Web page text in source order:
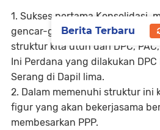
1. Sukses pertama Konsolidasi,
gencar-gencarnya
struktur kita utuh dari DPC,
Ini Perdana yang dilakukan
Serang di Dapil lima.
2. Dalam memenuhi struktur ini
figur yang akan bekerjasama
membesarkan PPP.
Berita Terbaru